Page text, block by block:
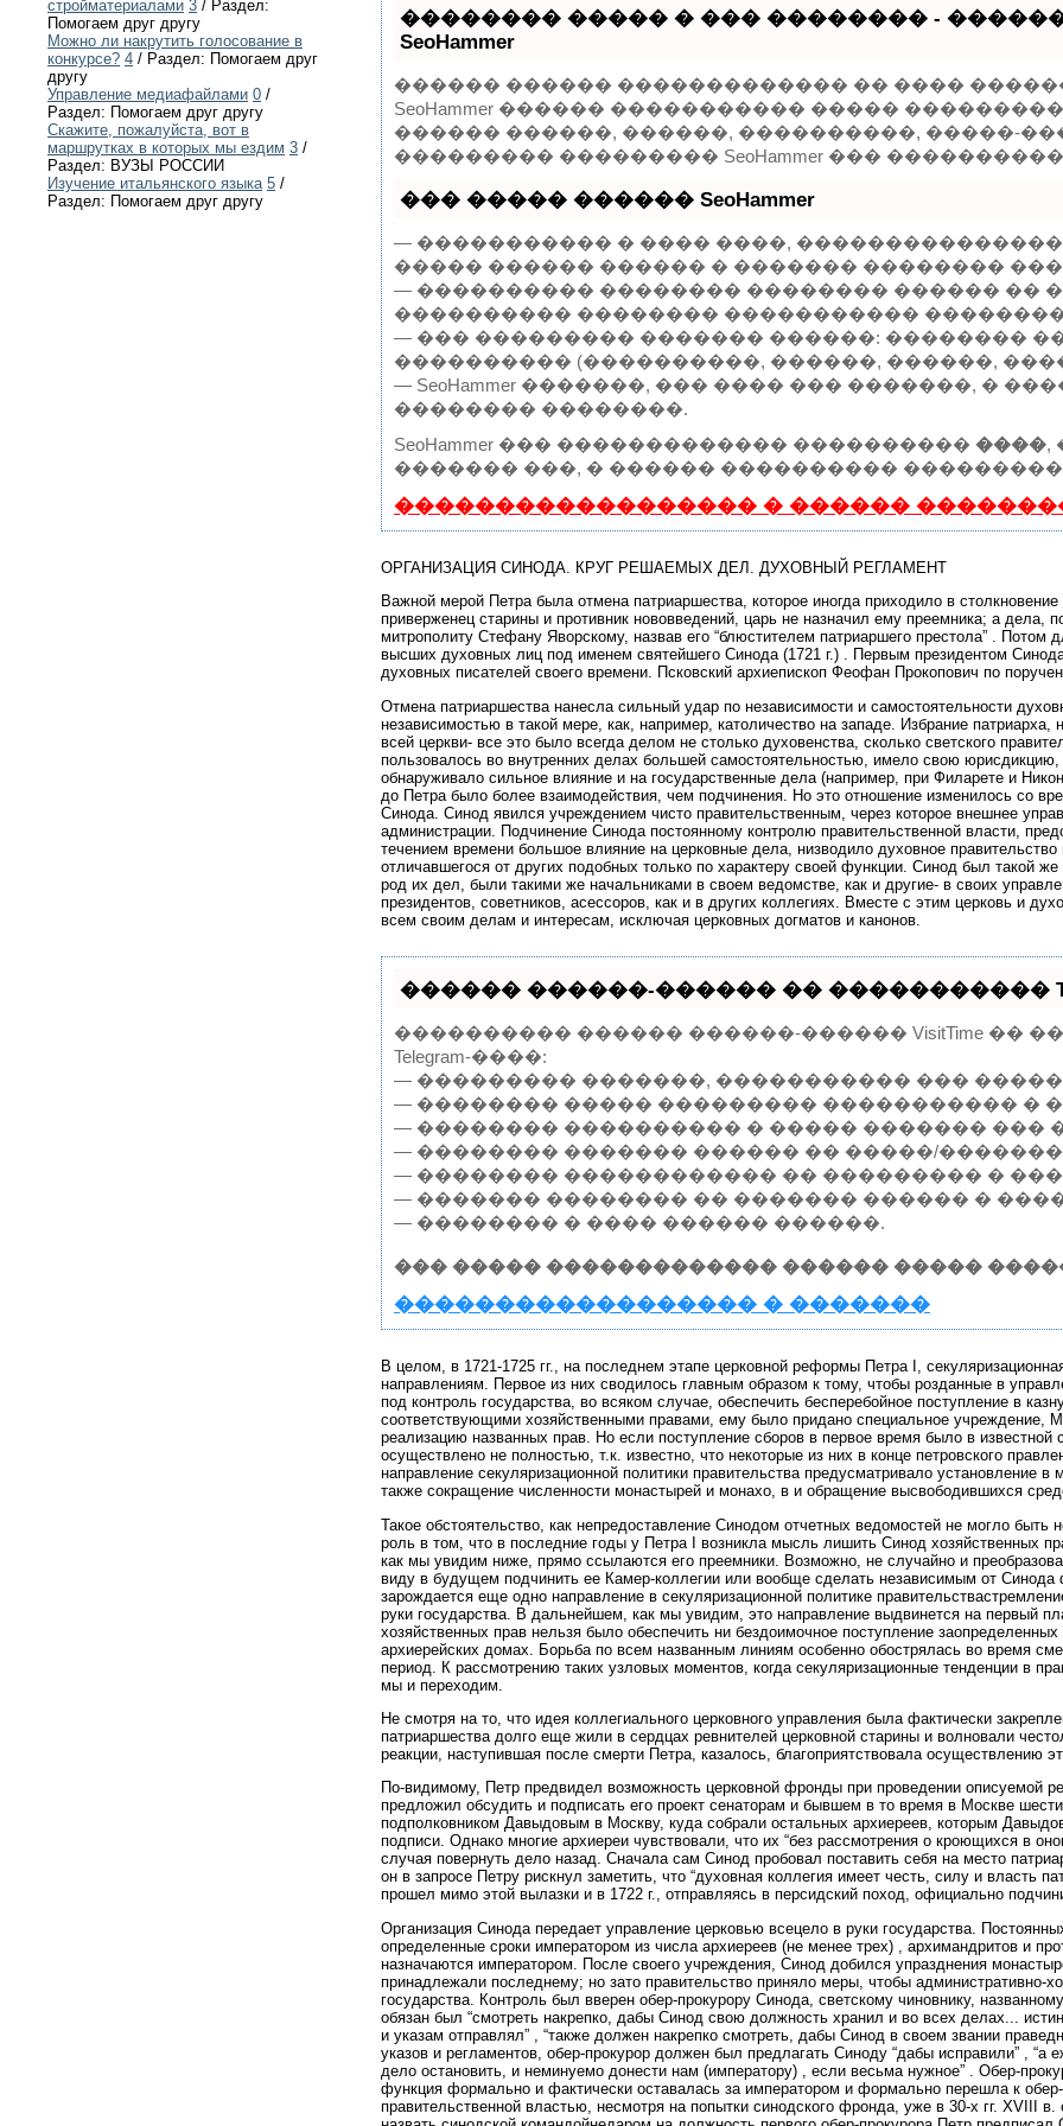
стройматериалами 3 / Раздел:
Помогаем друг другу
Можно ли накрутить голосование в
конкурсе? 4 / Раздел: Помогаем друг
другу
Управление медиафайлами 0 /
Раздел: Помогаем друг другу
Скажите, пожалуйста, вот в
маршрутках в которых мы ездим 3 /
Раздел: ВУЗЫ РОССИИ
Изучение итальянского языка 5 /
Раздел: Помогаем друг другу
�������� ����� � ��� �������� -
SeoHammer
������ ������ ������������� �� ����
SeoHammer ������ ����������� �����
������ ������, ������, ����������, �����-
��������� ��������� SeoHammer ���
��� ����� ������ SeoHammer
— ����������� � ���� ����,
����� ������ ������ � ������� ��������
— ���������� �������� �������� ������ ��
���������� �������� �����������
— ��� ��������� ������� ������: ��������
���������� (����������, ������, ������,
— SeoHammer �������, ��� ���� ��� �������, �
�������� ��������.
SeoHammer ��� ������������� ���������� ����,
������� ���, � ������ ����������
������������������ � ������
ОРГАНИЗАЦИЯ СИНОДА. КРУГ РЕШАЕМЫХ ДЕЛ. ДУХОВНЫЙ РЕГЛАМЕНТ
Важной мерой Петра была отмена патриаршества, которое иногда приходило в
приверженец старины и противник нововведений, царь не назначил ему преемника; а дела,
митрополиту Стефану Яворскому, назвав его “блюстителем патриаршего престола” .
высших духовных лиц под именем святейшего Синода (1721 г.) . Первым президентом
духовных писателей своего времени. Псковский архиепископ Феофан Прокопович по
Отмена патриаршества нанесла сильный удар по независимости и самостоятельности
независимостью в такой мере, как, например, католичество на западе. Избрание
всей церкви- все это было всегда делом не столько духовенства, сколько светского
пользовалось во внутренних делах большей самостоятельностью, имело свою юрисдикцию,
обнаруживало сильное влияние и на государственные дела (например, при Филарете и
до Петра было более взаимодействия, чем подчинения. Но это отношение изменилось со
Синода. Синод явился учреждением чисто правительственным, через которое внешнее
администрации. Подчинение Синода постоянному контролю правительственной власти,
течением времени большое влияние на церковные дела, низводило духовное правительство
отличавшегося от других подобных только по характеру своей функции. Синод был такой
род их дел, были такими же начальниками в своем ведомстве, как и другие- в своих
президентов, советников, асессоров, как и в других коллегиях. Вместе с этим церковь и
всем своим делам и интересам, исключая церковных догматов и канонов.
������ ������-������ �� �����������
���������� ������ ������-������ VisitTime ��
Telegram-����:
— ��������� �������, ����������� ���
— �������� ����� ��������� ����������� �
— �������� ���������� � ����� ������� ���
— �������� ������� ������ �� �����/
— �������� ������������ �� ��������� �
— ������� �������� �� ������� ������ �
— �������� � ���� ������ ������.
��� ����� ������������� ������ �����
������������������ � �������
В целом, в 1721-1725 гг., на последнем этапе церковной реформы Петра I,
направлениям. Первое из них сводилось главным образом к тому, чтобы розданные в
под контроль государства, во всяком случае, обеспечить бесперебойное поступление в
соответствующими хозяйственными правами, ему было придано специальное учреждение,
реализацию названных прав. Но если поступление сборов в первое время было в
осуществлено не полностью, т.к. известно, что некоторые из них в конце петровского
направление секуляризационной политики правительства предусматривало установление
также сокращение численности монастырей и монахо, в и обращение высвободившихся
Такое обстоятельство, как непредоставление Синодом отчетных ведомостей не могло
роль в том, что в последние годы у Петра I возникла мысль лишить Синод хозяйственных
как мы увидим ниже, прямо ссылаются его преемники. Возможно, не случайно и
виду в будущем подчинить ее Камер-коллегии или вообще сделать независимым от
зарождается еще одно направление в секуляризационной политике
руки государства. В дальнейшем, как мы увидим, это направление выдвинется на первый
хозяйственных прав нельзя было обеспечить ни бездоимочное поступление
архиерейских домах. Борьба по всем названным линиям особенно обострялась во время
период. К рассмотрению таких узловых моментов, когда секуляризационные тенденции в
мы и переходим.
Не смотря на то, что идея коллегиального церковного управления была фактически
патриаршества долго еще жили в сердцах ревнителей церковной старины и волновали
реакции, наступившая после смерти Петра, казалось, благоприятствовала осуществлению
По-видимому, Петр предвидел возможность церковной фронды при проведении описуемой
предложил обсудить и подписать его проект сенаторам и бывшем в то время в Москве
подполковником Давыдовым в Москву, куда собрали остальных архиереев, которым
подписи. Однако многие архиереи чувствовали, что их “без рассмотрения о кроющихся в
случая повернуть дело назад. Сначала сам Синод пробовал поставить себя на место
он в запросе Петру рискнул заметить, что “духовная коллегия имеет честь, силу и власть
прошел мимо этой вылазки и в 1722 г., отправляясь в персидский поход, официально
Организация Синода передает управление церковью всецело в руки государства.
определенные сроки императором из числа архиереев (не менее трех) , архимандритов и
назначаются императором. После своего учреждения, Синод добился упразднения
принадлежали последнему; но зато правительство приняло меры, чтобы административно-
государства. Контроль был вверен обер-прокурору Синода, светскому чиновнику,
обязан был “смотреть накрепко, дабы Синод свою должность хранил и во всех делах...
и указам отправлял” , “также должен накрепко смотреть, дабы Синод в своем звании
указов и регламентов, обер-прокурор должен был предлагать Синоду “дабы исправили” ,
дело остановить, и неминуемо донести нам (императору) , если весьма нужное” . Обер-
функция формально и фактически оставалась за императором и формально перешла к
правительственной властью, несмотря на попытки синодского фронда, уже в 30-х гг. XVIII